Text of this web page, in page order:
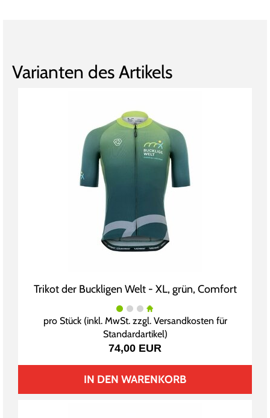
Varianten des Artikels
Trikot der Buckligen Welt - XL, grün, Comfort
pro Stück (inkl. MwSt. zzgl. Versandkosten für
Standardartikel)
74,00 EUR
IN DEN WARENKORB